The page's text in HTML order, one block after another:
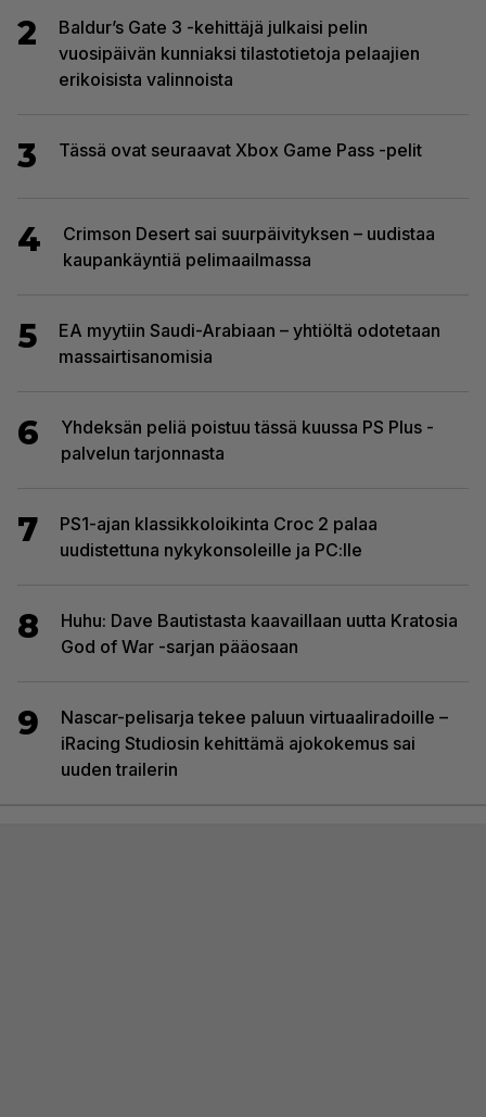
2
Baldur’s Gate 3 -kehittäjä julkaisi pelin
vuosipäivän kunniaksi tilastotietoja pelaajien
erikoisista valinnoista
3 Tässä ovat seuraavat Xbox Game Pass -pelit
4
Crimson Desert sai suurpäivityksen – uudistaa
kaupankäyntiä pelimaailmassa
5
EA myytiin Saudi-Arabiaan – yhtiöltä odotetaan
massairtisanomisia
6
Yhdeksän peliä poistuu tässä kuussa PS Plus -
palvelun tarjonnasta
7
PS1-ajan klassikkoloikinta Croc 2 palaa
uudistettuna nykykonsoleille ja PC:lle
8
Huhu: Dave Bautistasta kaavaillaan uutta Kratosia
God of War -sarjan pääosaan
9
Nascar-pelisarja tekee paluun virtuaaliradoille –
iRacing Studiosin kehittämä ajokokemus sai
uuden trailerin